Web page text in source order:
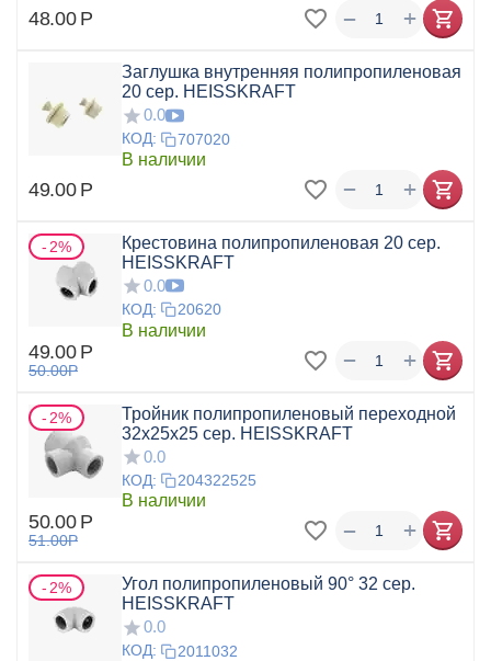
48.00 Р +
−
Заглушка внутренняя полипропиленовая
20 сер. HEISSKRAFT
0.0
КОД: 707020
В наличии
49.00 Р +
−
2%
Крестовина полипропиленовая 20 сер.
HEISSKRAFT
0.0
КОД: 20620
В наличии
49.00 Р
50.00Р +
−
2%
Тройник полипропиленовый переходной
32x25x25 сер. HEISSKRAFT
0.0
КОД: 204322525
В наличии
50.00 Р
51.00Р +
−
2%
Угол полипропиленовый 90° 32 сер.
HEISSKRAFT
0.0
КОД: 2011032